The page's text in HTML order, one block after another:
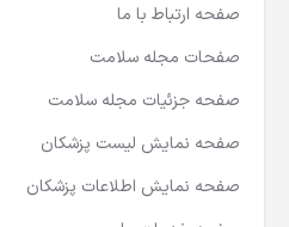
صفحه ارتباط با ما
صفحات مجله سلامت
صفحه جزئیات مجله سلامت
صفحه نمایش لیست پزشکان
صفحه نمایش اطلاعات پزشکان